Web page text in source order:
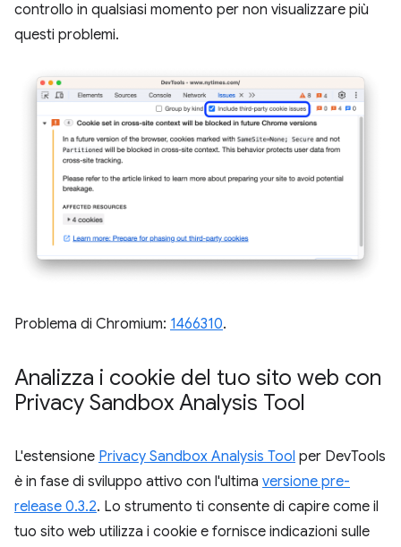
controllo in qualsiasi momento per non visualizzare più
questi problemi.
Problema di Chromium: 1466310.
Analizza i cookie del tuo sito web con
Privacy Sandbox Analysis Tool
L'estensione Privacy Sandbox Analysis Tool per DevTools
è in fase di sviluppo attivo con l'ultima versione pre-
release 0.3.2. Lo strumento ti consente di capire come il
tuo sito web utilizza i cookie e fornisce indicazioni sulle